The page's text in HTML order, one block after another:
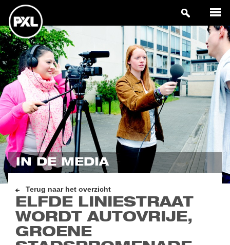
IN DE MEDIA
Terug naar het overzicht
ELFDE LINIESTRAAT
WORDT AUTOVRIJE,
GROENE